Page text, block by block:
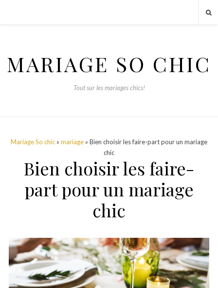
MARIAGE SO CHIC
Tout sur les mariages chics!
Mariage So chic » mariage » Bien choisir les faire-part pour un mariage
chic
Bien choisir les faire-
part pour un mariage
chic